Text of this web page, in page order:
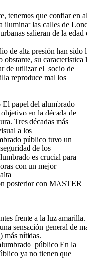
tenemos que confiar en
iluminar las calles de
salieran de la
de alta presión han
su
de utilizar el sodio de
reproduce mal los
papel del alumbrado
en la década de
Tres décadas más
a los
público tuvo un
de los
es crucial para
con un mejor
posterior con MASTER
frente a la luz
sensación general de
más nítidas.
público En la
ya no tienen que